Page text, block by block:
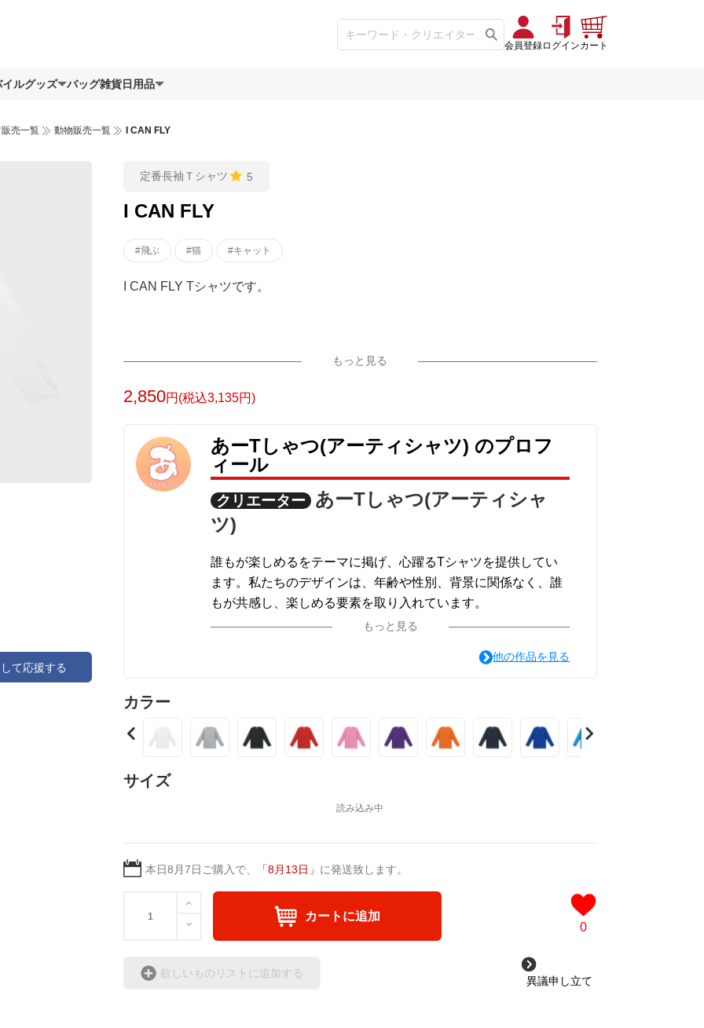
会員登録ログインカート
ルグッズ バッグ雑貨日用品
売一覧 動物販売一覧 I CAN FLY
て応援する
定番長袖Ｔシャツ 5
I CAN FLY
#飛ぶ #猫 #キャット
I CAN FLY Tシャツです。
もっと見る
2,850円(税込3,135円)
あーTしゃつ(アーティシャツ) のプロフ
ィール
クリエーター
あーTしゃつ(アーティシャ
ツ)
誰もが楽しめるをテーマに掲げ、心躍るTシャツを提供してい
ます。私たちのデザインは、年齢や性別、背景に関係なく、誰
もが共感し、楽しめる要素を取り入れています。
明るくカラフルなデザインからシンプルで洗練されたものま
顔を引き出すことができること間違いありません。
もっと見る
他の作品を見る
カラー
サイズ
本日8月7日 ご購入で、 「8月13日 」 に発送致します。
カートに追加
0
欲しいものリストに追加する
異議申し立て